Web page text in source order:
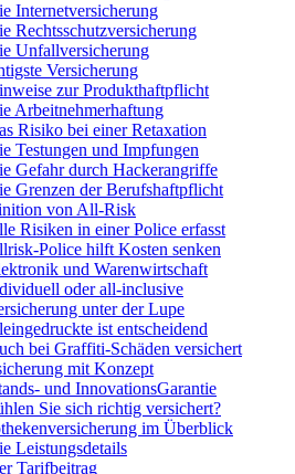
Internetversicherung
Rechtsschutzversicherung
Unfallversicherung
Versicherung
zur Produkthaftpflicht
Arbeitnehmerhaftung
Risiko bei einer Retaxation
Testungen und Impfungen
Gefahr durch Hackerangriffe
Grenzen der Berufshaftpflicht
von All-Risk
Risiken in einer Police erfasst
Police hilft Kosten senken
und Warenwirtschaft
oder all-inclusive
unter der Lupe
ist entscheidend
bei Graffiti-Schäden versichert
mit Konzept
und InnovationsGarantie
Sie sich richtig versichert?
im Überblick
Leistungsdetails
Tarifbeitrag